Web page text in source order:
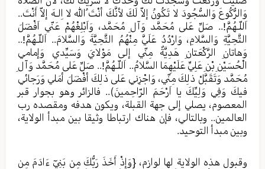
وَالرُّكُوعَ وَالسُّجُودَ لا تَكُونُ إلاّ لَكَ لأنَّكَ أنْتَ اللهُ لا اِلـهَ إلاّ أَنْتَ..
اَللّـهُمَّ!.. صَلِّ عَلى مُحَمَّد وَآلِ مُحَمَّد، وَاَبْلِغْهُمْ عَنّي اَفْضَلَ
التَّحِيَّةِ وَالسَّلامِ، وَارْدُدُ عَلَيَّ مِنْهُمُ التَّحِيَّةَ وَالسَّلامَ.. اَللّـهُمَّ!..
وَهاتانِ الرَّكْعَتانِ هَدِيَّةٌ مِنّي إلى مَوْلايَ وَسَيِّدي وَإمامي
الْحُسَيْنِ بْنِ عَلِيِّ عَلَيْهِمَا السَّلامُ.. اَللّـهُمَّ!.. صَلِّ عَلى مُحَمَّد وَآلِ
مُحَمَّد وَتَقَبَّلْ ذلِكَ مِنّي، وَاجْزِني عَلى ذلِكَ أفْضَلَ أمَلي وَرَجائي
فيكَ وَفِي وَلِيِّكَ يا اَرْحَمَ الرّاحِمينَ).. فالزائر وهو بجوار قبر
المعصوم، يصلي إلى جهة القبلة، ويكون هدفه ومقصده رب
العالمين.. وبالتالي، فإن هناك ارتباطا وثيقا بين مبدأ الولاية،
وبين مبدأ التوحيد.
وقبول هذه الولاية لها لوازم، {وَإِذْ أَخَذَ رَبُّكَ مِن بَنِيۤ ءَادَمَ مِن